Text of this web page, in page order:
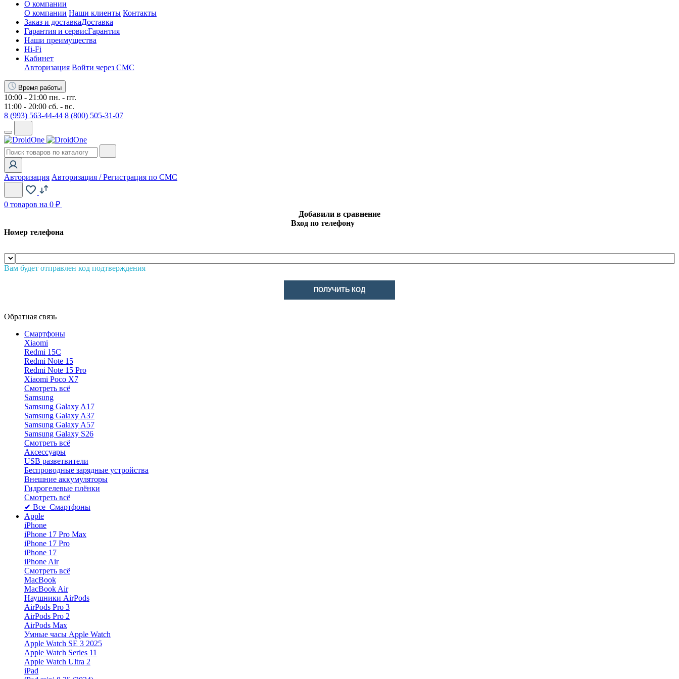
О компании
О компании Наши клиенты Контакты
Заказ и доставкаДоставка
Гарантия и сервисГарантия
Наши преимущества
Hi-Fi
Кабинет
Авторизация Войти через СМС
Время работы
10:00 - 21:00 пн. - пт.
11:00 - 20:00 сб. - вс.
8 (993) 563-44-44 8 (800) 505-31-07
Авторизация Авторизация / Регистрация по СМС
0 товаров на 0 ₽
Добавили в сравнение
Вход по телефону
Номер телефона
Вам будет отправлен код подтверждения
ПОЛУЧИТЬ КОД
Обратная связь
Смартфоны
Xiaomi
Redmi 15C
Redmi Note 15
Redmi Note 15 Pro
Xiaomi Poco X7
Смотреть всё
Samsung
Samsung Galaxy A17
Samsung Galaxy A37
Samsung Galaxy A57
Samsung Galaxy S26
Смотреть всё
Аксессуары
USB разветвители
Беспроводные зарядные устройства
Внешние аккумуляторы
Гидрогелевые плёнки
Смотреть всё
✔ Все Смартфоны
Apple
iPhone
iPhone 17 Pro Max
iPhone 17 Pro
iPhone 17
iPhone Air
Смотреть всё
MacBook
MacBook Air
Наушники AirPods
AirPods Pro 3
AirPods Pro 2
AirPods Max
Умные часы Apple Watch
Apple Watch SE 3 2025
Apple Watch Series 11
Apple Watch Ultra 2
iPad